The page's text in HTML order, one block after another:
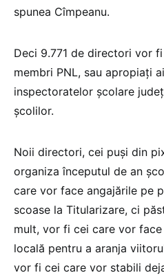
spunea Cîmpeanu.
Deci 9.771 de directori vor
membri PNL, sau apropiați
inspectoratelor școlare
școlilor.
Noii directori, cei puși din
organiza începutul de an
care vor face angajările pe
scoase la Titularizare, ci
mult, vor fi cei care vor
locală pentru a aranja
vor fi cei care vor stabili